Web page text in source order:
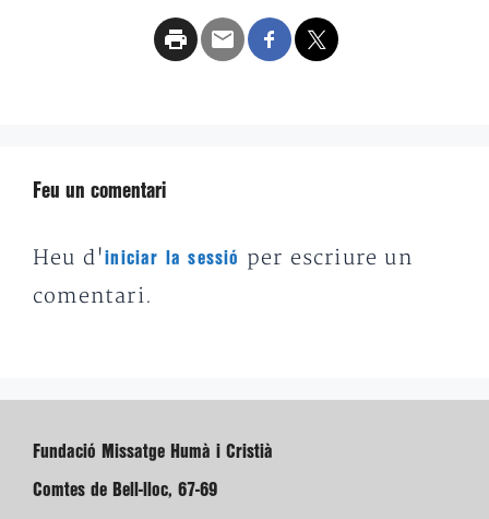
Feu un comentari
Heu d'iniciar la sessió
per escriure un
comentari.
Fundació Missatge Humà i Cristià
Comtes de Bell-lloc, 67-69